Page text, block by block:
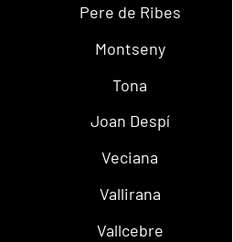
Pere de Ribes
Montseny
Tona
Joan Despí
Veciana
Vallirana
Vallcebre